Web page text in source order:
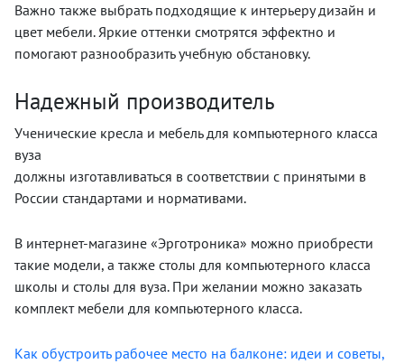
Важно также выбрать подходящие к интерьеру дизайн и
цвет мебели. Яркие оттенки смотрятся эффектно и
помогают разнообразить учебную обстановку.
Надежный производитель
Ученические кресла и мебель для компьютерного класса
вуза
должны изготавливаться в соответствии с принятыми в
России стандартами и нормативами.
В интернет-магазине «Эрготроника» можно приобрести
такие модели, а также столы для компьютерного класса
школы и столы для вуза. При желании можно заказать
комплект мебели для компьютерного класса.
Как обустроить рабочее место на балконе: идеи и советы,